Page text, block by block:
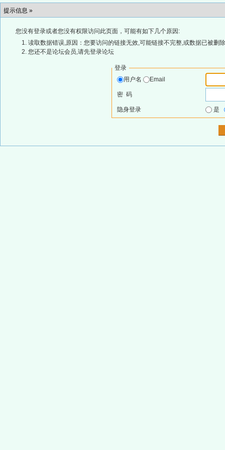
提示信息 »
您没有登录或者您没有权限访问此页面，可能有如下几个原因:
读取数据错误,原因：您要访问的链接无效,可能链接不完整,或数据已被删
您还不是论坛会员,请先登录论坛
登录
用户名
Email
密 码
隐身登录 是